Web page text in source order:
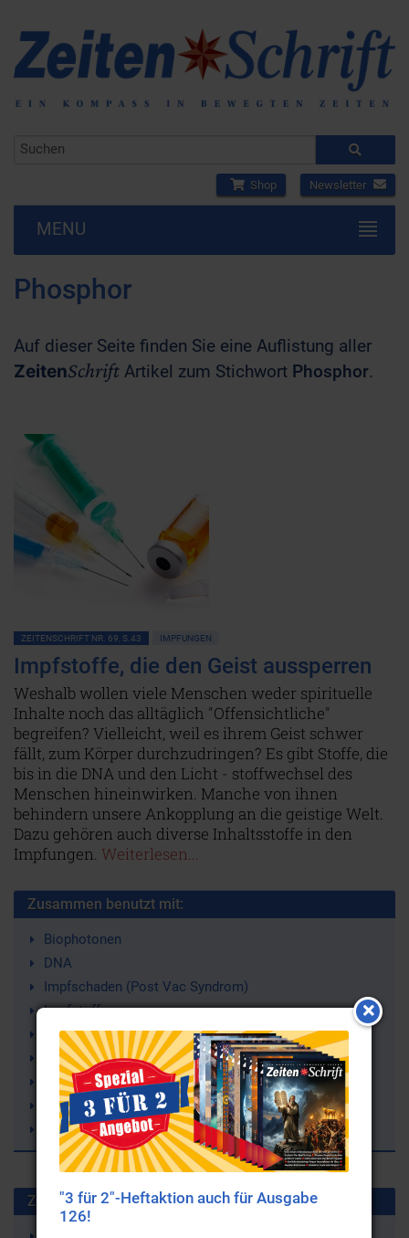
Shop Newsletter
MENU
Phosphor
Auf dieser Seite finden Sie eine Auflistung aller
ZeitenSchrift Artikel zum Stichwort Phosphor.
ZEITENSCHRIFT NR. 69, S.43 IMPFUNGEN
Impfstoffe, die den Geist aussperren
Weshalb wollen viele Menschen weder spirituelle
Inhalte noch das alltäglich "Offensichtliche"
begreifen? Vielleicht, weil es ihrem Geist schwer
fällt, zum Körper durchzudringen? Es gibt Stoffe, die
bis in die DNA und den Licht - stoffwechsel des
Menschen hineinwirken. Manche von ihnen
behindern unsere Ankopplung an die geistige Welt.
Dazu gehören auch diverse Inhaltsstoffe in den
Impfungen. Weiterlesen...
Zusammen benutzt mit:
Biophotonen
DNA
Impfschaden (Post Vac Syndrom)
Impfstoffe
Impfungen (Impfkampagnen)
Quecksilber
Nanopartikel
Aluminium
Daniel Trappitsch
Zuletzt gesuchte Stichworte
"3 für 2"-Heftaktion auch für Ausgabe
126!